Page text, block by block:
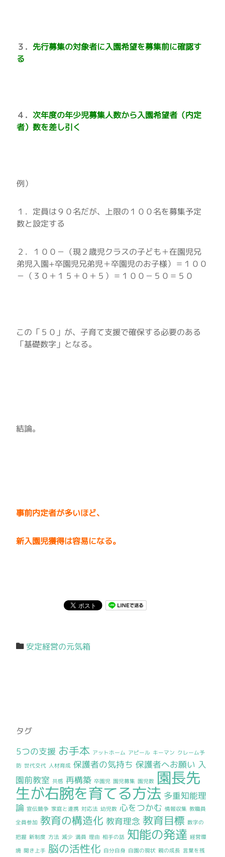
３．先行募集の対象者に入園希望を募集前に確認す
る
４．次年度の年少児募集人数から入園希望者（内定
者）数を差し引く
例）
１．定員は９０名だが、上限の１００名を募集予定
数と設定する
２．１００－（現２歳児クラスの子ども＋在園児兄
弟児入園+卒園児兄弟児＋卒園児のお子様）＝１００
－（３０＋１５＋０＋５）＝１００－５０＝５０
この「５０」が、子育て支援で確保する必要のある
「基礎数字」となる。
結論。
事前内定者が多いほど、
新入園児獲得は容易になる。
安定経営の元気箱
タグ
5つの支援 お手本 アットホーム アピール キーマン クレーム予
防 世代交代 人材育成 保護者の気持ち 保護者へお願い 入
園前教室 共感 再構築 卒園児 園児募集 園児数 園長先
生が右腕を育てる方法 多重知能理
論 宣伝競争 家庭と連携 対応法 幼児数 心をつかむ 情報収集 教職員
全員参加 教育の構造化 教育理念 教育目標 数字の
把握 新制度 方法 減少 満員 理由 相手の話 知能の発達 経営環
境 聞き上手 脳の活性化 自分自身 自園の現状 親の成長 言葉を残